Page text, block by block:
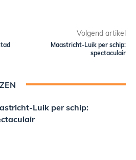
Volgend artikel
Maastricht-Luik per schip:
spectaculair
Luik per schip: